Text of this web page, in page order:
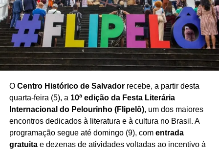
demandas do mercado e utilizar a tecnologia como aliada
na construção de estratégias mais eficientes de
negociação e atendimento.
Com a realização do encontro,Salvador se consolida
como espaço de debate sobre inovação e tendências
para o mercado imobiliário baiano
profissionais e empresas em torno dos desafios e
oportunidades trazidos pela transformação digital.
O Centro Histórico de Salvadorrecebe, a partir desta
quarta-feira (5), a 10ª edição da Festa Literária
Internacional do Pelourinho (Flipelô), um dos maiores
encontros dedicados à literatura e à cultura no Brasil. A
programação segue até domingo (9), com entrada
gratuitae dezenas de atividades voltadas ao incentivo à